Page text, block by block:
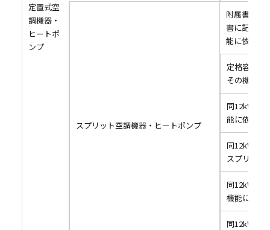
定置式空
調機器・
ヒートポ
ンプ
スプリット空調機器・ヒートポンプ
附属書Iに
書に記載さ
能に依存す
定格容量
その機能に
同12kW以
能に依存す
同12kW以
スプリット
同12kW以
機能に依存
同12kW以